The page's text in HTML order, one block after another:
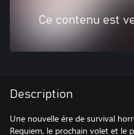
Ce contenu est
Description
Une nouvelle ère de survival
Requiem, le prochain volet et le